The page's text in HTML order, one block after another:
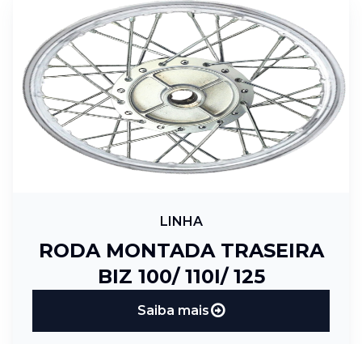
LINHA
RODA MONTADA TRASEIRA
BIZ 100/ 110I/ 125
Saiba mais